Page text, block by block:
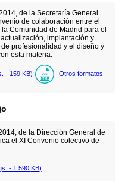
de la Secretaría General
de colaboración entre el
Comunidad de Madrid para el
implantación y
profesionalidad y el diseño y
esta materia.
- 159 KB) Otros formatos
de la Dirección General de
el XI Convenio colectivo de
- 1.590 KB)